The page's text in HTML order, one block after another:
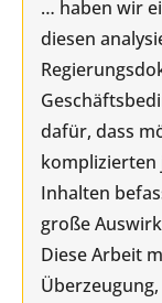
… haben wir
diesen
dafür, dass
komplizierten
Inhalten
große
Diese Arbeit